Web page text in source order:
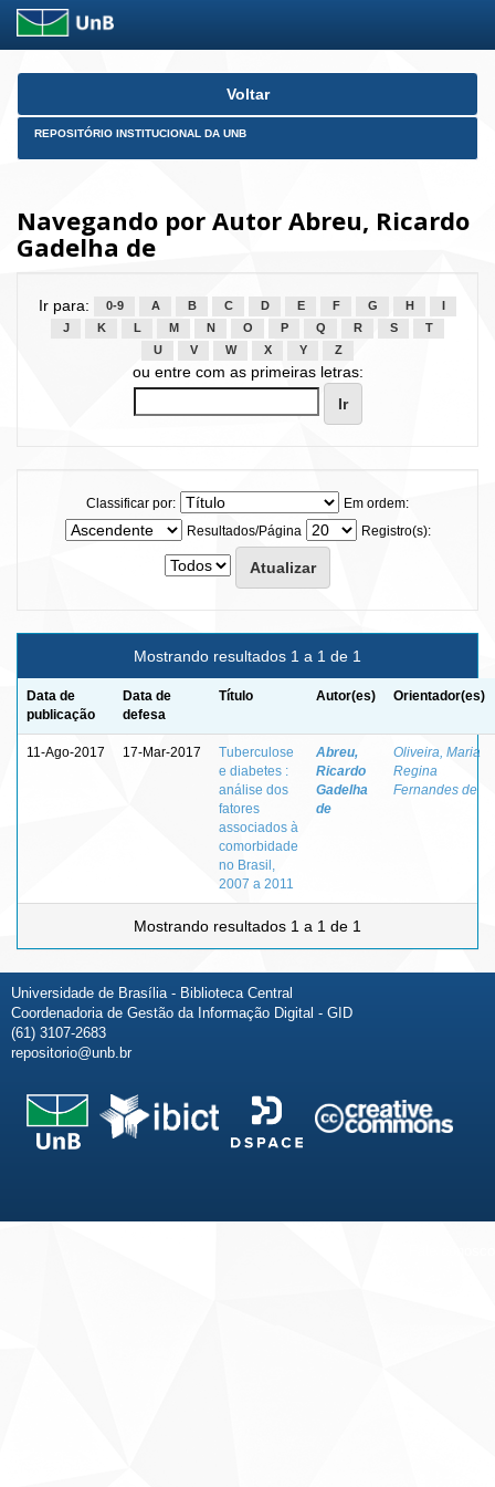
Skip
Voltar
REPOSITÓRIO INSTITUCIONAL DA UNB
Navegando por Autor Abreu, Ricardo
Gadelha de
Ir para: 0-9 A B C D E F G H
J
K L M N O P Q R S
T
U
V W X Y Z
ou entre com as primeiras letras:
Classificar por:
Em ordem:
Resultados/Página
Registro(s):
Mostrando resultados 1 a 1 de 1
Data de
publicação
Data de
defesa
Título Autor(es) Orientador(es)
11-Ago-2017 17-Mar-2017
Tuberculose
e diabetes :
análise dos
fatores
associados à
comorbidade
no Brasil,
2007 a 2011
Abreu,
Ricardo
Gadelha
de
Oliveira, Maria
Regina
Fernandes de
Mostrando resultados 1 a 1 de 1
Universidade de Brasília - Biblioteca Central
Coordenadoria de Gestão da Informação Digital - GID
(61) 3107-2683
repositorio@unb.br